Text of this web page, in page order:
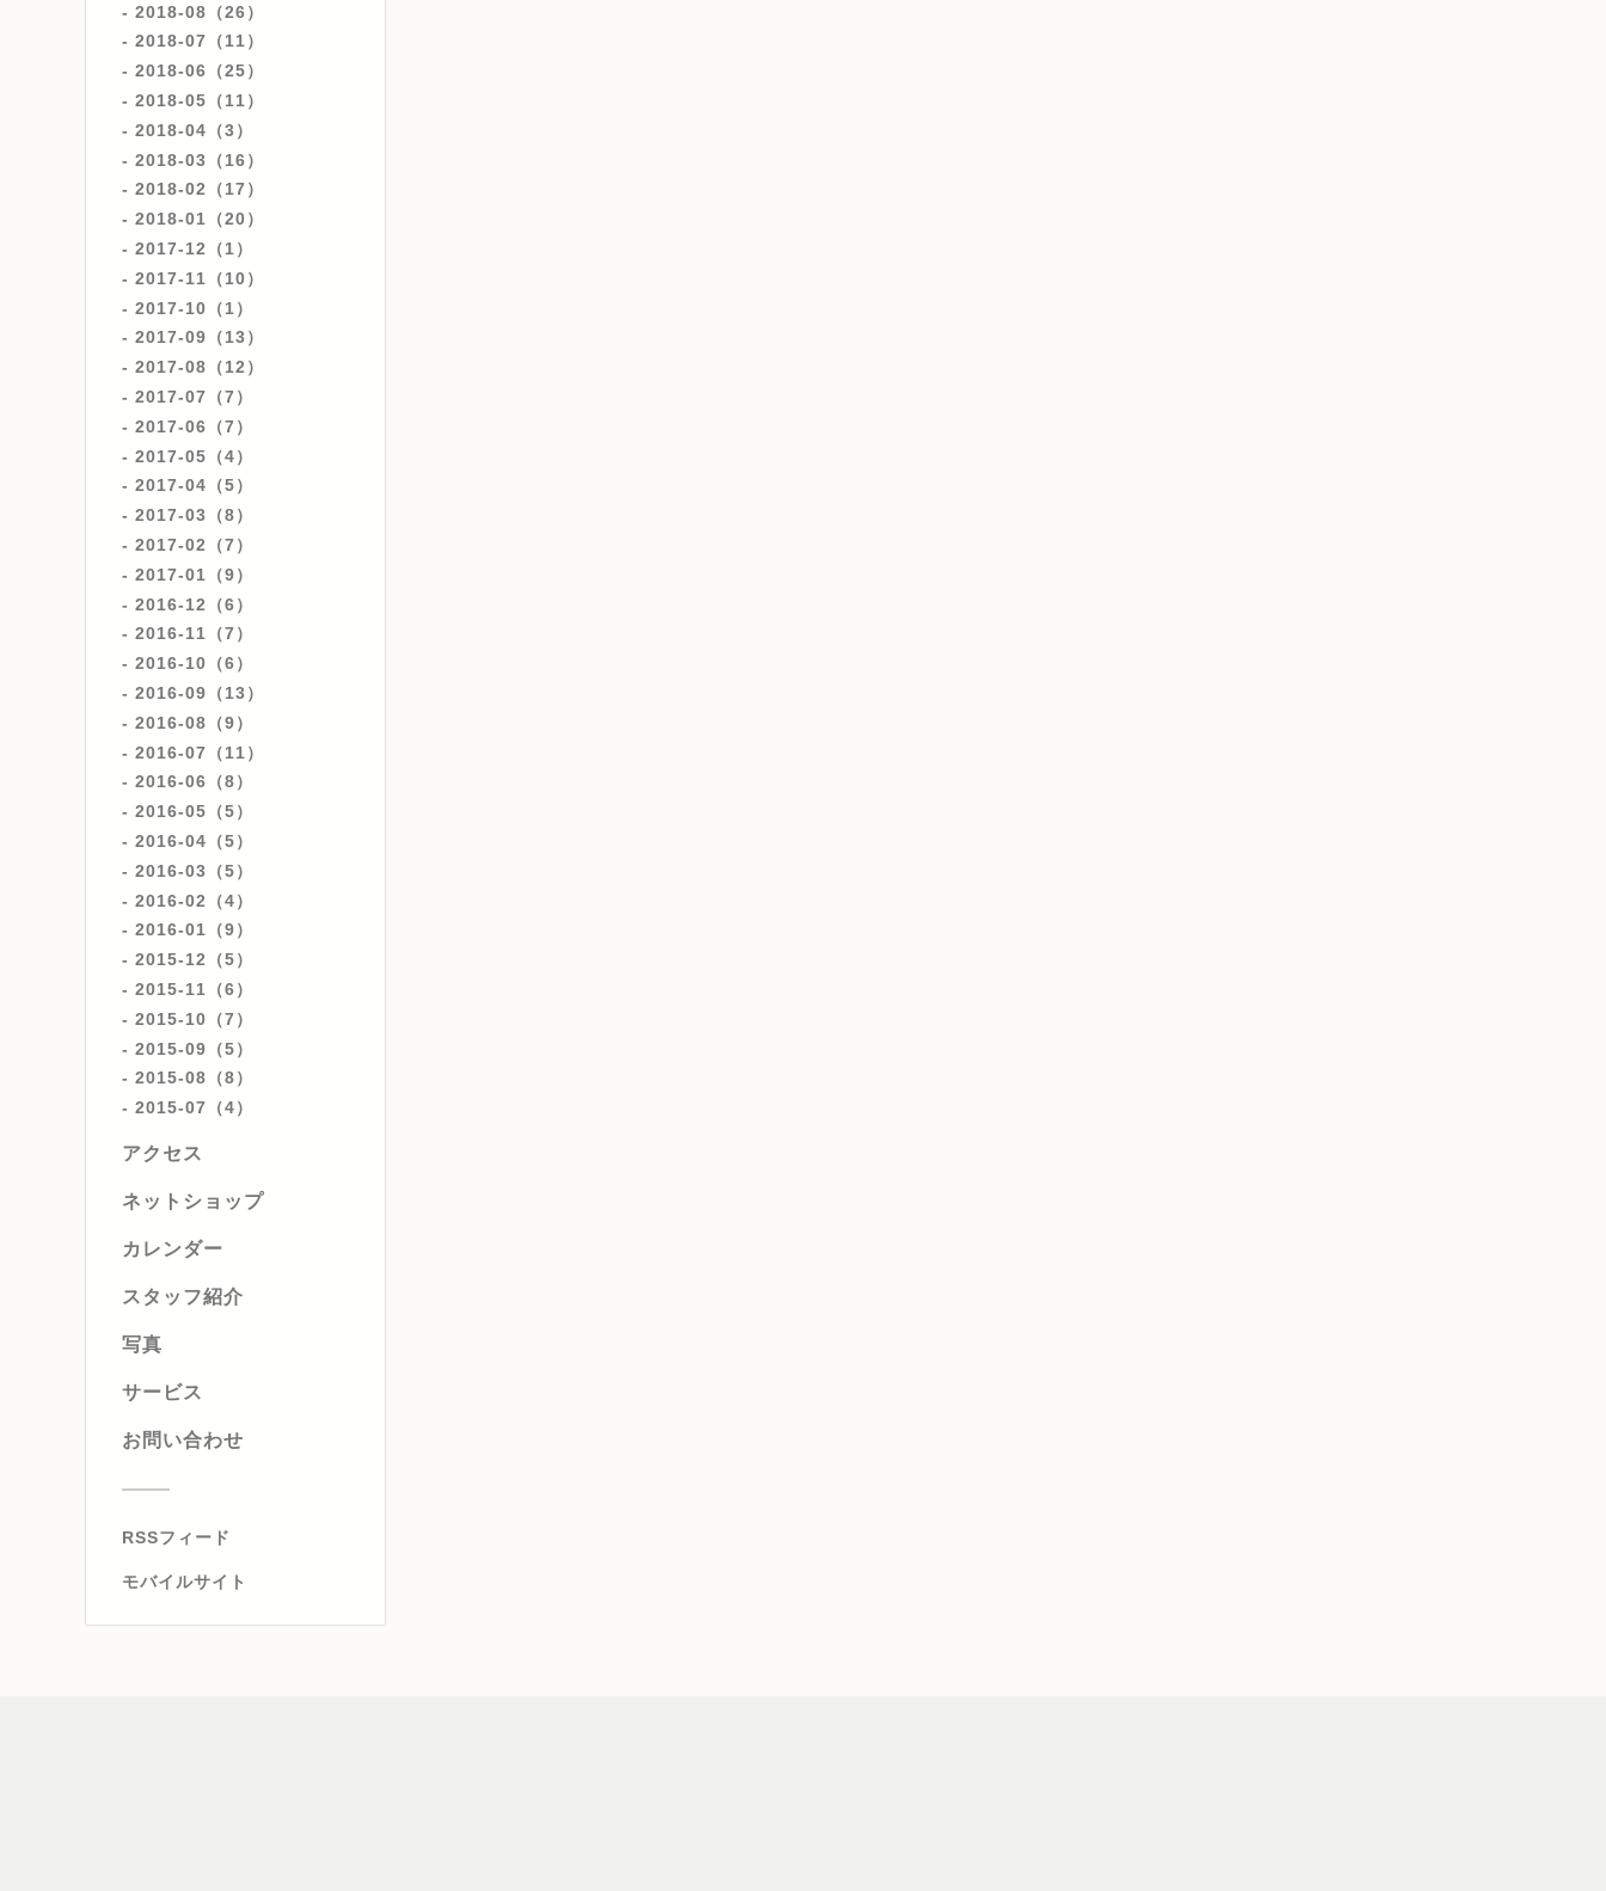
2018-08（26）
2018-07（11）
2018-06（25）
2018-05（11）
2018-04（3）
2018-03（16）
2018-02（17）
2018-01（20）
2017-12（1）
2017-11（10）
2017-10（1）
2017-09（13）
2017-08（12）
2017-07（7）
2017-06（7）
2017-05（4）
2017-04（5）
2017-03（8）
2017-02（7）
2017-01（9）
2016-12（6）
2016-11（7）
2016-10（6）
2016-09（13）
2016-08（9）
2016-07（11）
2016-06（8）
2016-05（5）
2016-04（5）
2016-03（5）
2016-02（4）
2016-01（9）
2015-12（5）
2015-11（6）
2015-10（7）
2015-09（5）
2015-08（8）
2015-07（4）
アクセス
ネットショップ
カレンダー
スタッフ紹介
写真
サービス
お問い合わせ
RSSフィード
モバイルサイト